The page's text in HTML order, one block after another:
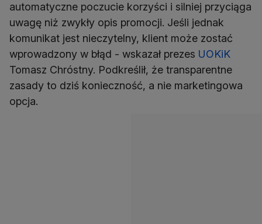
automatyczne poczucie korzyści i silniej przyciąga
uwagę niż zwykły opis promocji. Jeśli jednak
komunikat jest nieczytelny, klient może zostać
wprowadzony w błąd - wskazał prezes UOKiK
Tomasz Chróstny. Podkreślił, że transparentne
zasady to dziś konieczność, a nie marketingowa
opcja.